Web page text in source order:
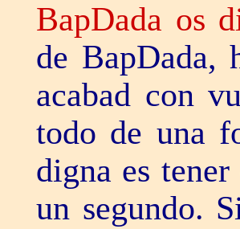
BapDada os
de BapDada,
acabad con
todo de una
digna es
un segundo.